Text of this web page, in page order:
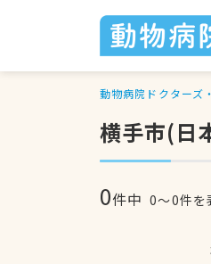
動物病院ドクターズ
横手市(日
0件中 0〜0件を